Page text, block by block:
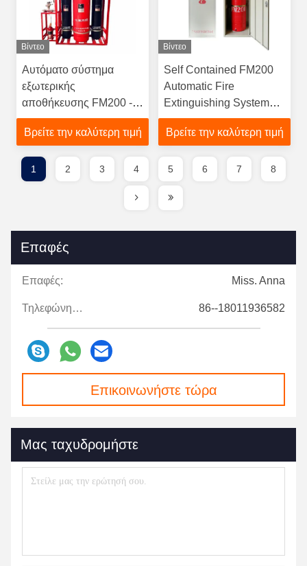
Βίντεο
Αυτόματο σύστημα
εξωτερικής
αποθήκευσης FM200 -
Αξιόπιστη καταστολή
αερίων για σταθμούς
ενέργειας
Βρείτε την καλύτερη τιμή
Βίντεο
Self Contained FM200
Automatic Fire
Extinguishing System
Cabinet Unit
Βρείτε την καλύτερη τιμή
1 2 3 4 5 6 7 8
Επαφές
Επαφές: Miss. Anna
Τηλεφώνημα: 86--18011936582
Επικοινωνήστε τώρα
Μας ταχυδρομήστε